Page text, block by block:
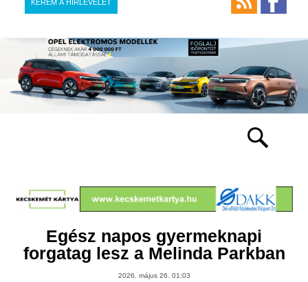
Egész napos gyermeknapi
forgatag lesz a Melinda Parkban
2026. május 26. 01:03